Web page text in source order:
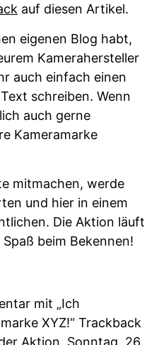
auf diesen Artikel.
eigenen Blog habt,
Kamerahersteller
auch einfach einen
schreiben. Wenn
auch gerne
Kameramarke
mitmachen, werde
und hier in einem
Die Aktion läuft
Spaß beim Bekennen!
mit „Ich
XYZ!“ Trackback
Aktion, Sonntag, 26.